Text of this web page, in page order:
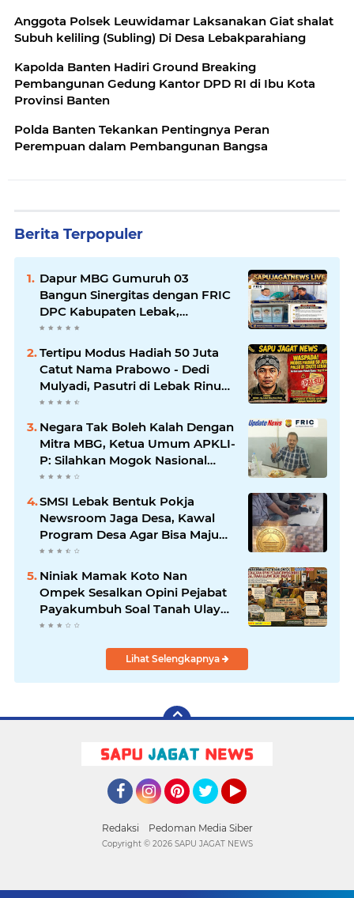
Anggota Polsek Leuwidamar Laksanakan Giat shalat
Subuh keliling (Subling) Di Desa Lebakparahiang
Kapolda Banten Hadiri Ground Breaking
Pembangunan Gedung Kantor DPD RI di Ibu Kota
Provinsi Banten
Polda Banten Tekankan Pentingnya Peran
Perempuan dalam Pembangunan Bangsa
Berita Terpopuler
Dapur MBG Gumuruh 03
Bangun Sinergitas dengan FRIC
DPC Kabupaten Lebak,
Komitmen Jalankan SOP BGN
Pusat
Tertipu Modus Hadiah 50 Juta
Catut Nama Prabowo - Dedi
Mulyadi, Pasutri di Lebak Rinu
Cikate Lebak Rugi Rp 12 Juta
Negara Tak Boleh Kalah Dengan
Mitra MBG, Ketua Umum APKLI-
P: Silahkan Mogok Nasional
Ganti Kantin Sekolah
SMSI Lebak Bentuk Pokja
Newsroom Jaga Desa, Kawal
Program Desa Agar Bisa Maju
dan Mandiri
Niniak Mamak Koto Nan
Ompek Sesalkan Opini Pejabat
Payakumbuh Soal Tanah Ulayat
Demi Jabatan
Lihat Selengkapnya
Redaksi Pedoman Media Siber
Copyright © 2026 SAPU JAGAT NEWS